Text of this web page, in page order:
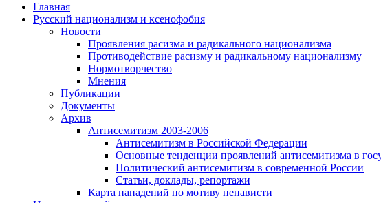
Главная
Русский национализм и ксенофобия
Новости
Проявления расизма и радикального национализма
Противодействие расизму и радикальному национализму
Нормотворчество
Мнения
Публикации
Документы
Архив
Антисемитизм 2003-2006
Антисемитизм в Российской Федерации
Основные тенденции проявлений антисемитизма в
Политический антисемитизм в современной России
Статьи, доклады, репортажи
Карта нападений по мотиву ненависти